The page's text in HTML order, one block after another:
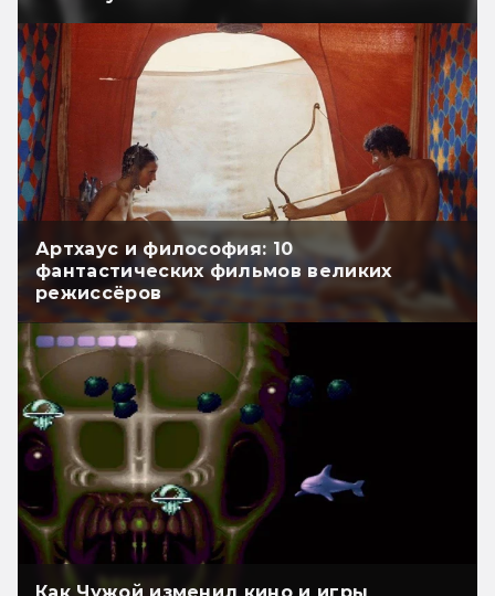
Артхаус и философия: 10
фантастических фильмов великих
режиссёров